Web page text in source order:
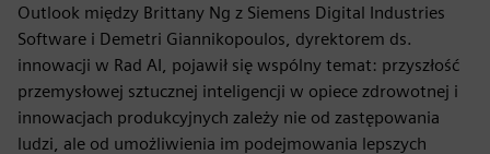
Outlook między Brittany Ng z Siemens Digital Industries
Software i Demetri Giannikopoulos, dyrektorem ds.
innowacji w Rad AI, pojawił się wspólny temat: przyszłość
przemysłowej sztucznej inteligencji w opiece zdrowotnej i
innowacjach produkcyjnych zależy nie od zastępowania
ludzi, ale od umożliwienia im podejmowania lepszych